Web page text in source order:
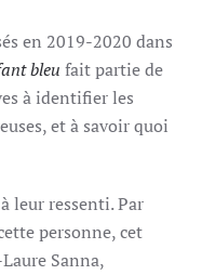
en 2019-2020 dans
bleu fait partie de
à identifier les
et à savoir quoi
leur ressenti. Par
personne, cet
Sanna,